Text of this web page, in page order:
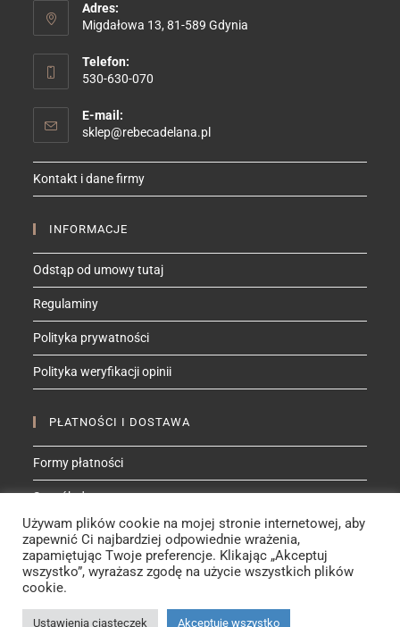
Adres:
Migdałowa 13, 81-589 Gdynia
Telefon:
530-630-070
E-mail:
sklep@rebecadelana.plOpens
your
Kontakt i dane firmy
INFORMACJE
Odstąp od umowy tutaj
Regulaminy
Polityka prywatności
Polityka weryfikacji opinii
PŁATNOŚCI I DOSTAWA
Formy płatności
Sposób dostawy
ZNAJDŹ MNIE NA
FacebookInstagram
YouTube
Etsy
Używam plików cookie na mojej stronie internetowej, aby
zapewnić Ci najbardziej odpowiednie wrażenia,
zapamiętując Twoje preferencje. Klikając „Akceptuj
wszystko”, wyrażasz zgodę na użycie wszystkich plików
cookie.
Ustawienia ciasteczek Akceptuję wszystko